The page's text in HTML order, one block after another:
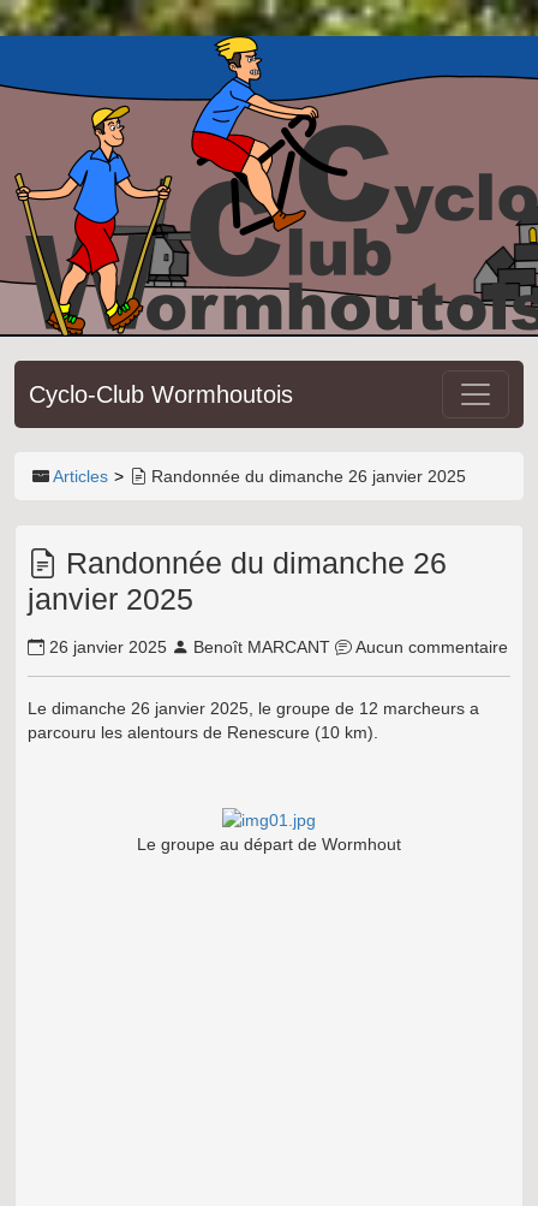
Cyclo-Club Wormhoutois
Articles Randonnée du dimanche 26 janvier 2025
Randonnée du dimanche 26
janvier 2025
26 janvier 2025 Benoît MARCANT Aucun commentaire
Le dimanche 26 janvier 2025, le groupe de 12 marcheurs a
parcouru les alentours de Renescure (10 km).
Le groupe au départ de Wormhout